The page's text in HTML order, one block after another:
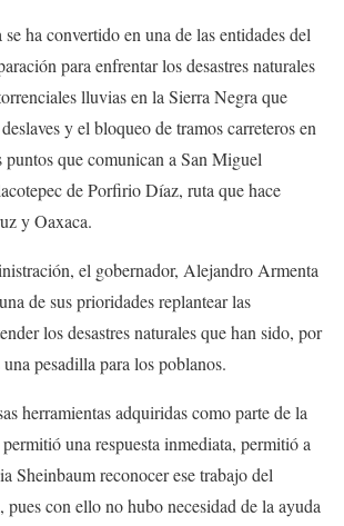
ha convertido en una de las entidades del
para enfrentar los desastres naturales
lluvias en la Sierra Negra que
y el bloqueo de tramos carreteros en
puntos que comunican a San Miguel
de Porfirio Díaz, ruta que hace
y Oaxaca.
el gobernador, Alejandro Armenta
de sus prioridades replantear las
los desastres naturales que han sido, por
pesadilla para los poblanos.
herramientas adquiridas como parte de la
una respuesta inmediata, permitió a
Sheinbaum reconocer ese trabajo del
pues con ello no hubo necesidad de la ayuda